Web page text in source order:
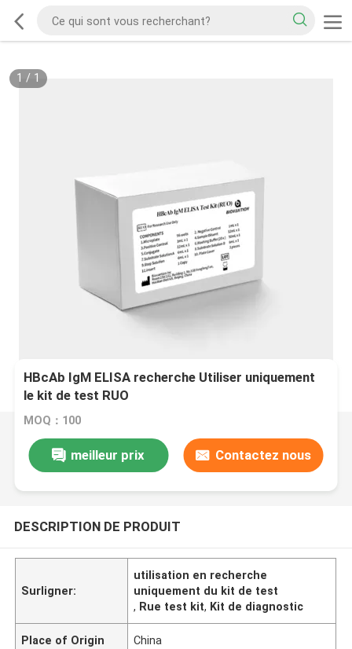
1 / 1
HBcAb IgM ELISA recherche Utiliser uniquement
le kit de test RUO
MOQ：100
meilleur prix Contactez nous
DESCRIPTION DE PRODUIT
Surligner:
utilisation en recherche
uniquement du kit de test
, Rue test kit, Kit de diagnostic
Place of Origin China